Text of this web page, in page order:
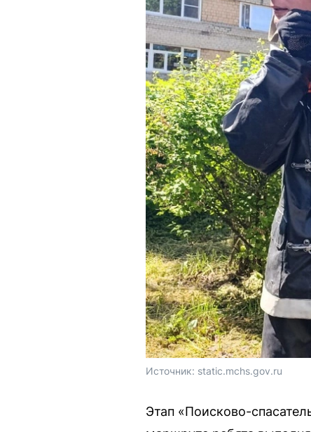
Источник: static.mchs.gov.ru
Этап «Поисково-